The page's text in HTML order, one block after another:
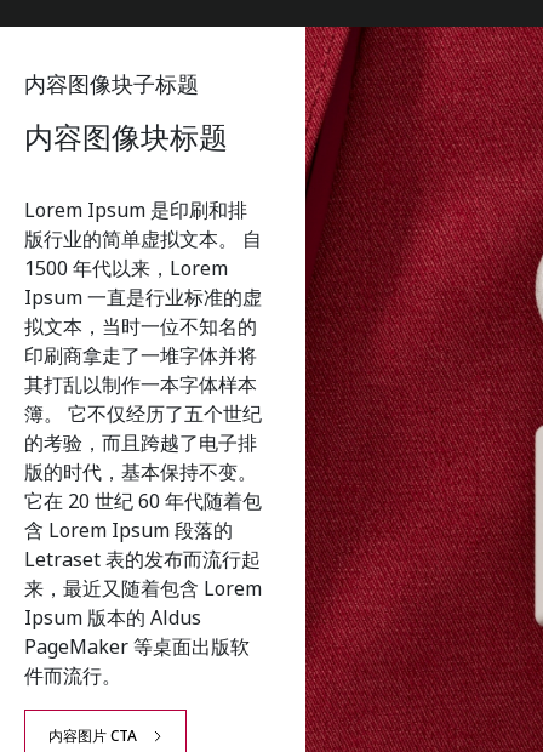
内容图像块子标题
内容图像块标题
Lorem Ipsum 是印刷和排
版行业的简单虚拟文本。 自
1500 年代以来，Lorem
Ipsum 一直是行业标准的虚
拟文本，当时一位不知名的
印刷商拿走了一堆字体并将
其打乱以制作一本字体样本
簿。 它不仅经历了五个世纪
的考验，而且跨越了电子排
版的时代，基本保持不变。
它在 20 世纪 60 年代随着包
含 Lorem Ipsum 段落的
Letraset 表的发布而流行起
来，最近又随着包含 Lorem
Ipsum 版本的 Aldus
PageMaker 等桌面出版软
件而流行。
内容图片 CTA